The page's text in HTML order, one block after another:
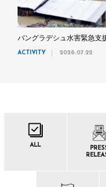
バングラデシュ水害緊急支
ACTIVITY 2026.07.22
ALL